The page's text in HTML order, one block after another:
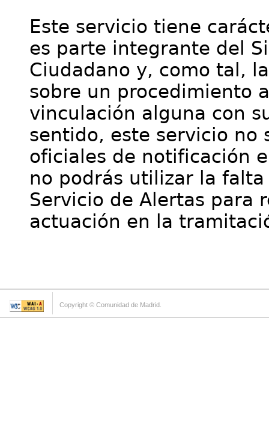
Este servicio tiene
es parte integrante del
Ciudadano y, como tal,
sobre un procedimiento
vinculación alguna con
sentido, este servicio no
oficiales de notificación
no podrás utilizar la
Servicio de Alertas para
actuación en la
Copyright © Comunidad de Madrid.